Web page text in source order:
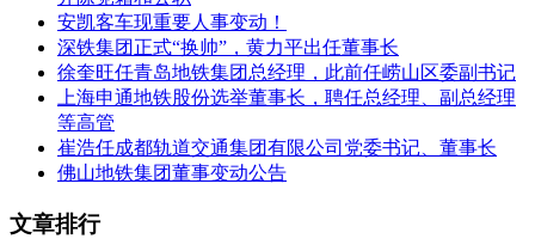
安凯客车现重要人事变动！
深铁集团正式“换帅”，黄力平出任董事长
徐奎旺任青岛地铁集团总经理，此前任崂山区委副书记
上海申通地铁股份选举董事长，聘任总经理、副总经理
等高管
崔浩任成都轨道交通集团有限公司党委书记、董事长
佛山地铁集团董事变动公告
文章排行